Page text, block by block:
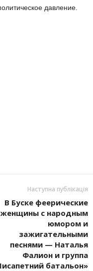
давление.
Наступна публікація
В Буске феерические
женщины с народным
юмором и
зажигательными
песнями — Наталья
Фалион и группа
батальон»